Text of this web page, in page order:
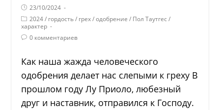
23/10/2024
2024 / гордость / грех / одобрение / Пол Таутгес /
характер
0 комментариев
Как наша жажда человеческого
одобрения делает нас слепыми к греху В
прошлом году Лу Приоло, любезный
друг и наставник, отправился к Господу.